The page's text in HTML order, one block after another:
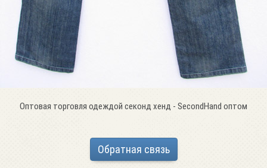
Оптовая торговля одеждой секонд хенд - SecondHand оптом
Обратная связь